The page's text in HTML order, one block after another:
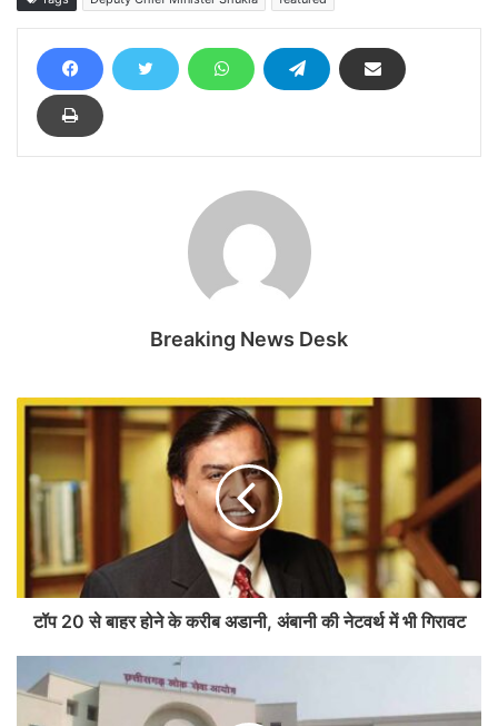
Breaking News Desk
टॉप 20 से बाहर होने के करीब अडानी, अंबानी की नेटवर्थ में भी गिरावट